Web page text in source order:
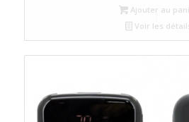
Ajouter au
Voir les